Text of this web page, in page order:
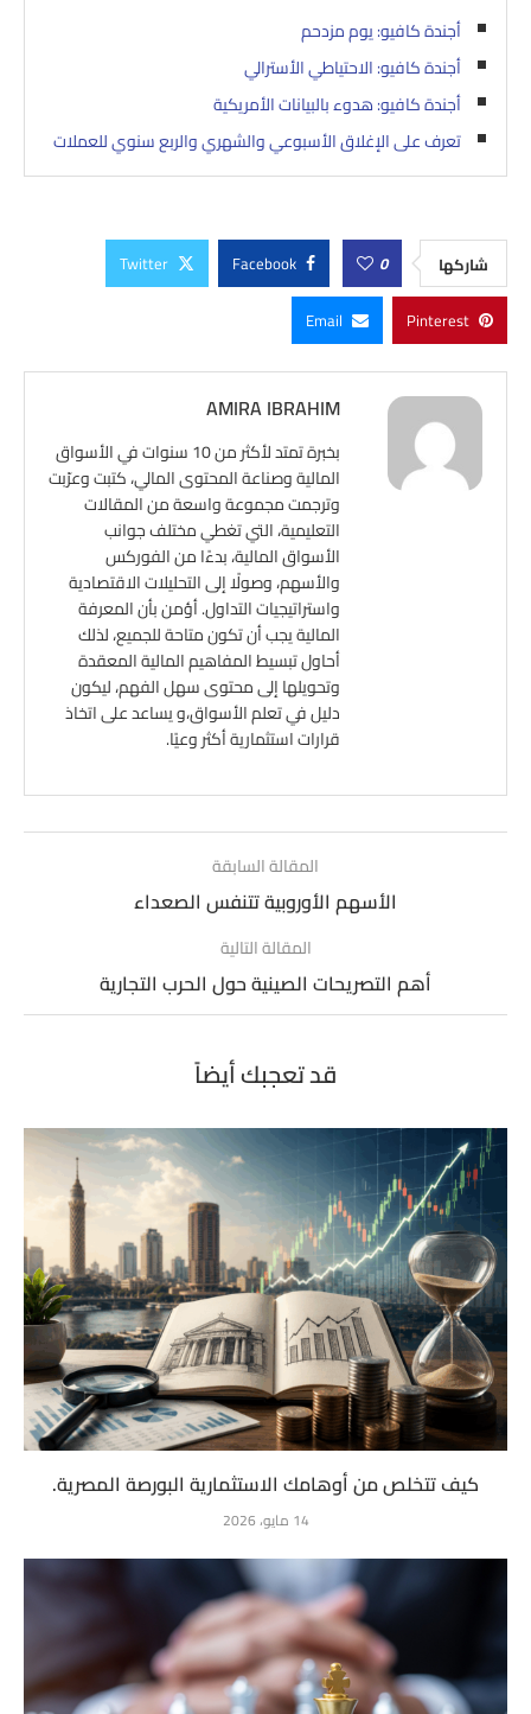
أجندة كافيو: يوم مزدحم
أجندة كافيو: الاحتياطي الأسترالي
أجندة كافيو: هدوء بالبيانات الأمريكية
تعرف على الإغلاق الأسبوعي والشهري والربع سنوي للعملات
شاركها 0
Facebook
Twitter
Pinterest
Email
AMIRA IBRAHIM
بخبرة تمتد لأكثر من 10 سنوات في الأسواق
المالية وصناعة المحتوى المالي، كتبت وعرّبت
وترجمت مجموعة واسعة من المقالات
التعليمية، التي تغطي مختلف جوانب
الأسواق المالية، بدءًا من الفوركس
والأسهم، وصولًا إلى التحليلات الاقتصادية
واستراتيجيات التداول. أؤمن بأن المعرفة
المالية يجب أن تكون متاحة للجميع، لذلك
أحاول تبسيط المفاهيم المالية المعقدة
وتحويلها إلى محتوى سهل الفهم، ليكون
دليل في تعلم الأسواق،و يساعد على اتخاذ
قرارات استثمارية أكثر وعيًا.
المقالة السابقة
الأسهم الأوروبية تتنفس الصعداء
المقالة التالية
أهم التصريحات الصينية حول الحرب التجارية
قد تعجبك أيضاً
كيف تتخلص من أوهامك الاستثمارية البورصة المصرية.
14 مايو، 2026